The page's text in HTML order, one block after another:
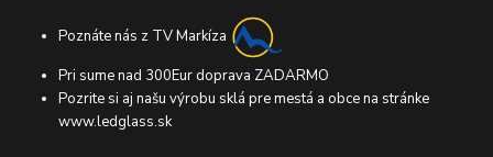
Poznáte nás z TV Markíza
Pri sume nad 300Eur doprava ZADARMO
Pozrite si aj našu výrobu sklá pre mestá a obce na stránke
www.ledglass.sk